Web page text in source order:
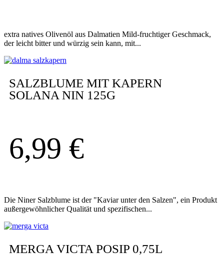
extra natives Olivenöl aus Dalmatien Mild-fruchtiger Geschmack,
der leicht bitter und würzig sein kann, mit...
SALZBLUME MIT KAPERN
SOLANA NIN 125G
6,99 €
Die Niner Salzblume ist der "Kaviar unter den Salzen", ein Produkt
außergewöhnlicher Qualität und spezifischen...
MERGA VICTA POSIP 0,75L